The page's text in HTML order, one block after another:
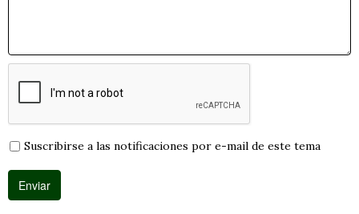
Suscribirse a las notificaciones por e-mail de este tema